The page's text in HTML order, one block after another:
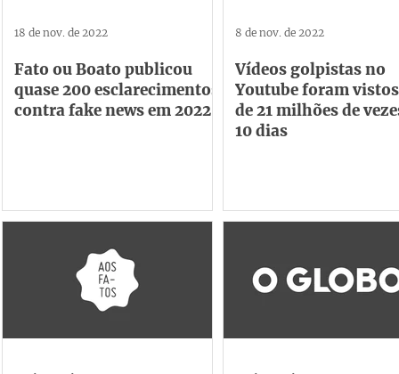
Fato ou Boato publicou
quase 200 esclarecimentos
contra fake news em 2022
18 de nov. de 2022
Vídeos golpistas no
Youtube foram
de 21 milhões de
10 dias
8 de nov. de 2022